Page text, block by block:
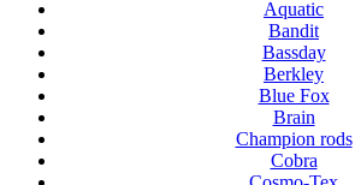
Aquatic
Bandit
Bassday
Berkley
Blue Fox
Brain
Champion rods
Cobra